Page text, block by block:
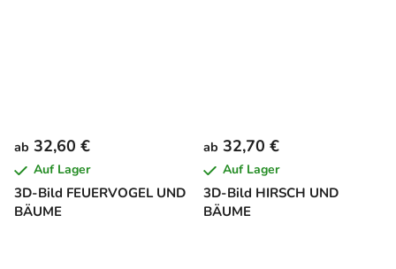
3D-Bild FEUERVOGEL UND
BÄUME
ab 32,60 €
Auf Lager
3D-Bild HIRSCH UND
BÄUME
ab 32,70 €
Auf Lager